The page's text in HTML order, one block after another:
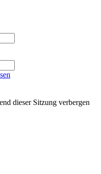
dieser Sitzung verbergen